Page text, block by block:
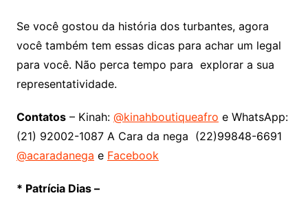
Se você gostou da história dos turbantes, agora
você também tem essas dicas para achar um legal
para você. Não perca tempo para explorar a sua
representatividade.
Contatos– Kinah: @kinahboutiqueafro e WhatsApp:
(21) 92002-1087 A Cara da nega (22)99848-6691
@acaradanega e Facebook
* Patrícia Dias –